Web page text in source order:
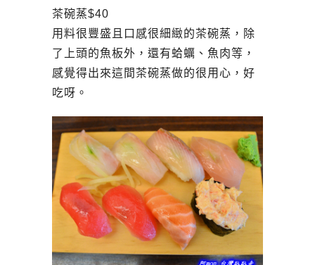
茶碗蒸$40
用料很豐盛且口感很細緻的茶碗蒸，除
了上頭的魚板外，還有蛤蠣、魚肉等，
感覺得出來這間茶碗蒸做的很用心，好
吃呀。